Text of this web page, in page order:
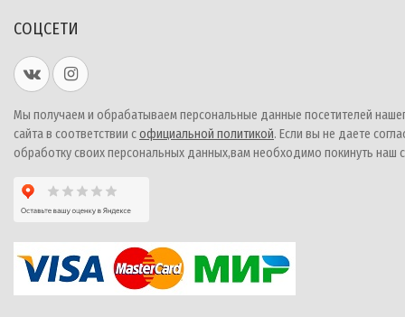
СОЦСЕТИ
Мы получаем и обрабатываем персональные данные посетителей
сайта в соответствии софициальной политикой. Если вы не даете
обработку своих персональных данных,вам необходимо покинуть наш